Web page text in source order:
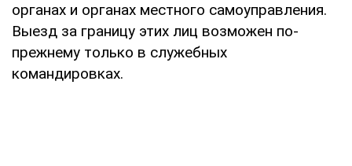
органах и органах местного самоуправления.
Выезд за границу этих лиц возможен по-
прежнему только в служебных
командировках.